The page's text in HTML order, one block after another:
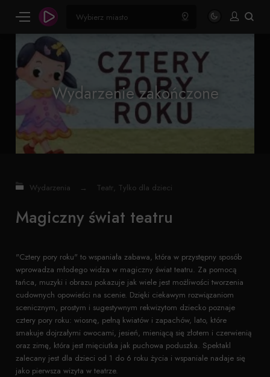
Wydarzenie zakończone
Wydarzenia → Teatr, Tylko dla dzieci
Magiczny świat teatru
"Cztery pory roku" to wspaniała zabawa, która w przystępny sposób
wprowadza młodego widza w magiczny świat teatru. Za pomocą
tańca, muzyki i obrazu pokazuje jak wiele jest możliwości tworzenia
cudownych opowieści na scenie. Dzięki ciekawym rozwiązaniom
scenicznym, prostym i sugestywnym rekwizytom dziecko poznaje
cztery pory roku: wiosnę, pełną kwiatów i zapachów, lato, które
smakuje dojrzałymi owocami, jesień, mieniącą się złotem i czerwienią
oraz zimę, która jest mięciutka jak puchowa poduszka. Spektakl
zalecany jest dla dzieci od 1 do 6 roku życia i wspaniale nadaje się
jako pierwsza wizyta w teatrze.